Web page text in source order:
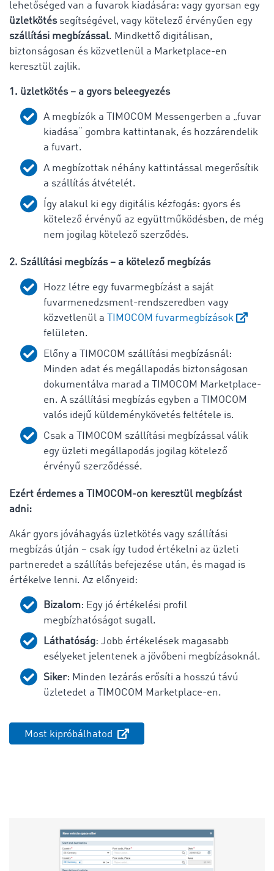
lehetőséged van a fuvarok kiadására: vagy gyorsan egy
üzletkötéssegítségével, vagy kötelező érvényűen egy
szállítási megbízással. Mindkettő digitálisan,
biztonságosan és közvetlenül a Marketplace-en
keresztül zajlik.
1. üzletkötés – a gyors beleegyezés
A megbízók a TIMOCOM Messengerben a „fuvar
kiadása“ gombra kattintanak, és hozzárendelik
a fuvart.
A megbízottak néhány kattintással megerősítik
a szállítás átvételét.
Így alakul ki egy digitális kézfogás: gyors és
kötelező érvényű az együttműködésben, de még
nem jogilag kötelező szerződés.
2. Szállítási megbízás – a kötelező megbízás
Hozz létre egy fuvarmegbízást a saját
fuvarmenedzsment-rendszeredben vagy
közvetlenül a
TIMOCOM fuvarmegbízások
felületen.
Előny a TIMOCOM szállítási megbízásnál:
Minden adat és megállapodás biztonságosan
dokumentálva marad a TIMOCOM Marketplace-
en. A szállítási megbízás egyben a TIMOCOM
valós idejű küldeménykövetés feltétele is.
Csak a TIMOCOM szállítási megbízással válik
egy üzleti megállapodás jogilag kötelező
érvényű szerződéssé.
Ezért érdemes a TIMOCOM-on keresztül megbízást
adni:
Akár gyors jóváhagyás üzletkötés vagy szállítási
megbízás útján – csak így tudod értékelni az üzleti
partneredet a szállítás befejezése után, és magad is
értékelve lenni. Az előnyeid:
Bizalom: Egy jó értékelési profil
megbízhatóságot sugall.
Láthatóság: Jobb értékelések magasabb
esélyeket jelentenek a jövőbeni megbízásoknál.
Siker: Minden lezárás erősíti a hosszú távú
üzletedet a TIMOCOM Marketplace-en.
Most kipróbálhatod